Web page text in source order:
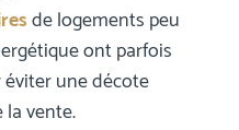
de logements peu
ont parfois
une décote
vente.